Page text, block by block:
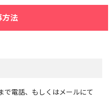
方法
で電話、もしくはメールにて